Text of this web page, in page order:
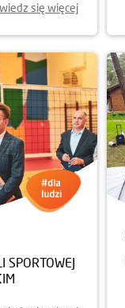
się więcej
SPORTOWEJ